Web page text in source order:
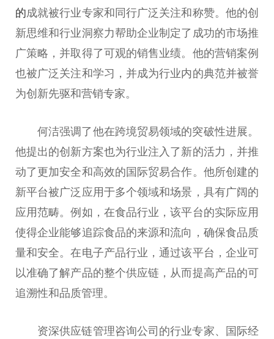
的成就被行业专家和同行广泛关注和称赞。他的创
新思维和行业洞察力帮助企业制定了成功的市场推
广策略，并取得了可观的销售业绩。他的营销案例
也被广泛关注和学习，并成为行业内的典范并被誉
为创新先驱和营销专家。
何洁强调了他在跨境贸易领域的突破性进展。
他提出的创新方案也为行业注入了新的活力，并推
动了更加安全和高效的国际贸易合作。他所创建的
新平台被广泛应用于多个领域和场景，具有广阔的
应用范畴。例如，在食品行业，该平台的实际应用
使得企业能够追踪食品的来源和流向，确保食品质
量和安全。在电子产品行业，通过该平台，企业可
以准确了解产品的整个供应链，从而提高产品的可
追溯性和品质管理。
资深供应链管理咨询公司的行业专家、国际经